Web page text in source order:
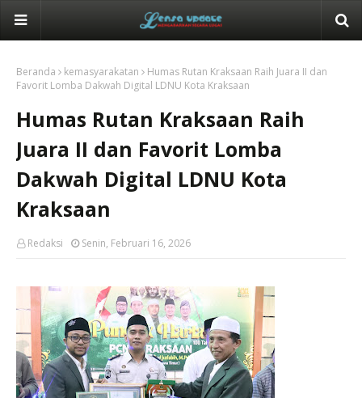
Beranda kemasyarakatan
Humas Rutan Kraksaan Raih Juara II dan
Favorit Lomba Dakwah Digital LDNU Kota Kraksaan
Humas Rutan Kraksaan Raih
Juara II dan Favorit Lomba
Dakwah Digital LDNU Kota
Kraksaan
Redaksi Senin, Februari 16, 2026